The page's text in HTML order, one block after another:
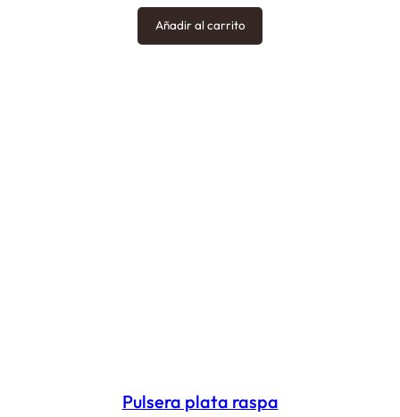
Añadir al carrito
Pulsera plata raspa